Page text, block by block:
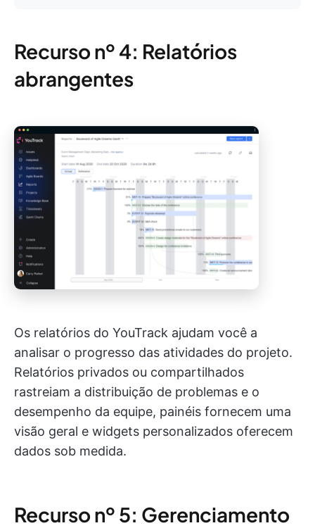
Recurso nº 4: Relatórios
abrangentes
Os relatórios do YouTrack ajudam você a
analisar o progresso das atividades do projeto.
Relatórios privados ou compartilhados
rastreiam a distribuição de problemas e o
desempenho da equipe, painéis fornecem uma
visão geral e widgets personalizados oferecem
dados sob medida.
Recurso nº 5: Gerenciamento